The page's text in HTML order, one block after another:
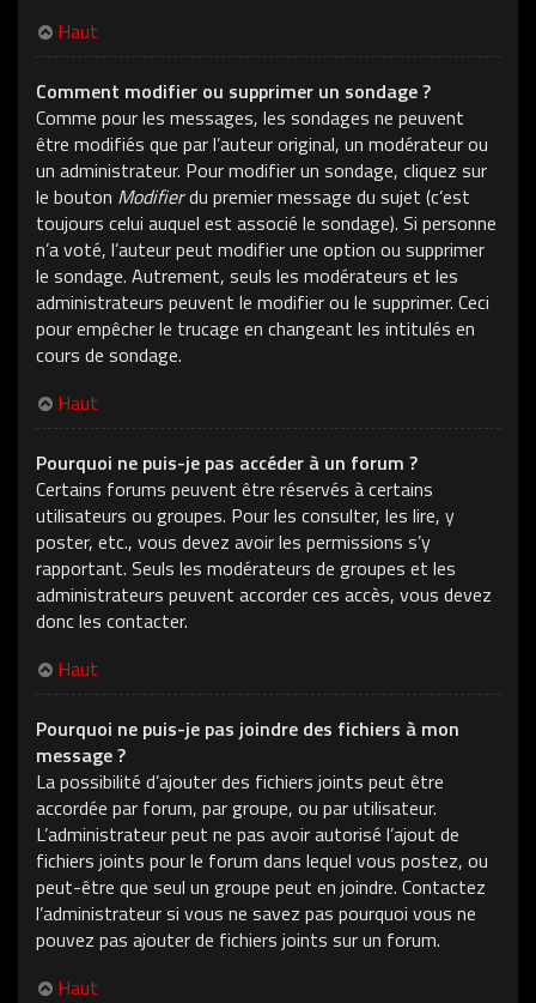
Haut
Comment modifier ou supprimer un sondage ?
Comme pour les messages, les sondages ne peuvent
être modifiés que par l’auteur original, un modérateur ou
un administrateur. Pour modifier un sondage, cliquez sur
le bouton Modifierdu premier message du sujet (c’est
toujours celui auquel est associé le sondage). Si personne
n’a voté, l’auteur peut modifier une option ou supprimer
le sondage. Autrement, seuls les modérateurs et les
administrateurs peuvent le modifier ou le supprimer. Ceci
pour empêcher le trucage en changeant les intitulés en
cours de sondage.
Haut
Pourquoi ne puis-je pas accéder à un forum ?
Certains forums peuvent être réservés à certains
utilisateurs ou groupes. Pour les consulter, les lire, y
poster, etc., vous devez avoir les permissions s’y
rapportant. Seuls les modérateurs de groupes et les
administrateurs peuvent accorder ces accès, vous devez
donc les contacter.
Haut
Pourquoi ne puis-je pas joindre des fichiers à mon
message ?
La possibilité d’ajouter des fichiers joints peut être
accordée par forum, par groupe, ou par utilisateur.
L’administrateur peut ne pas avoir autorisé l’ajout de
fichiers joints pour le forum dans lequel vous postez, ou
peut-être que seul un groupe peut en joindre. Contactez
l’administrateur si vous ne savez pas pourquoi vous ne
pouvez pas ajouter de fichiers joints sur un forum.
Haut